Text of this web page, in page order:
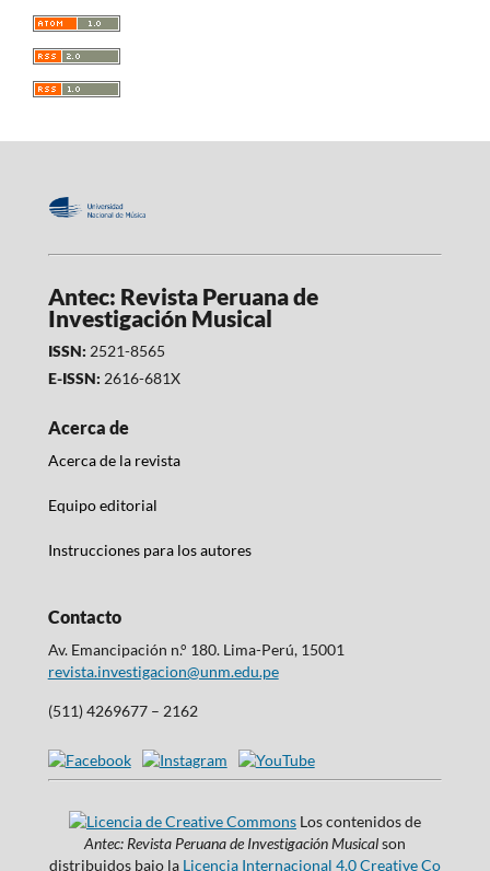
Antec: Revista Peruana de
Investigación Musical
ISSN: 2521-8565
E-ISSN: 2616-681X
Acerca de
Acerca de la revista
Equipo editorial
Instrucciones para los autores
Contacto
Av. Emancipación n.° 180. Lima-Perú, 15001
revista.investigacion@unm.edu.pe
(511) 4269677 – 2162
Los contenidos de
Antec: Revista Peruana de Investigación Musicalson
distribuidos bajo la Licencia Internacional 4.0 Creative Co